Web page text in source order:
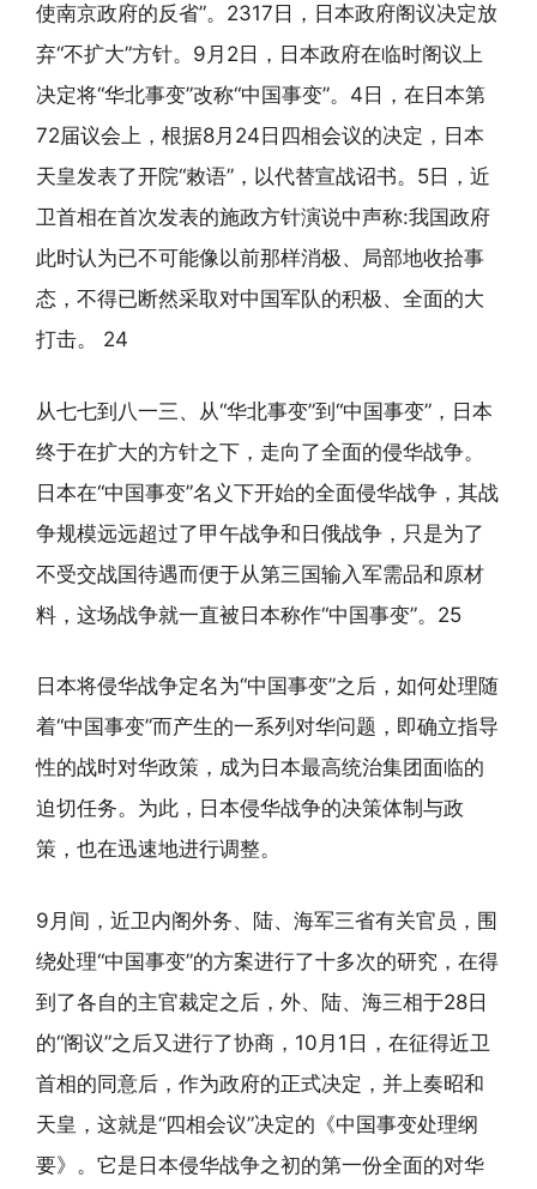
使南京政府的反省”。2317日，日本政府阁议决定放
弃“不扩大”方针。9月2日，日本政府在临时阁议上
决定将“华北事变”改称“中国事变”。4日，在日本第
72届议会上，根据8月24日四相会议的决定，日本
天皇发表了开院“敕语”，以代替宣战诏书。5日，近
卫首相在首次发表的施政方针演说中声称:我国政府
此时认为已不可能像以前那样消极、局部地收拾事
态，不得已断然采取对中国军队的积极、全面的大
打击。 24
从七七到八一三、从“华北事变”到“中国事变”，日本
终于在扩大的方针之下，走向了全面的侵华战争。
日本在“中国事变”名义下开始的全面侵华战争，其战
争规模远远超过了甲午战争和日俄战争，只是为了
不受交战国待遇而便于从第三国输入军需品和原材
料，这场战争就一直被日本称作“中国事变”。25
日本将侵华战争定名为“中国事变”之后，如何处理随
着“中国事变”而产生的一系列对华问题，即确立指导
性的战时对华政策，成为日本最高统治集团面临的
迫切任务。为此，日本侵华战争的决策体制与政
策，也在迅速地进行调整。
9月间，近卫内阁外务、陆、海军三省有关官员，围
绕处理“中国事变”的方案进行了十多次的研究，在得
到了各自的主官裁定之后，外、陆、海三相于28日
的“阁议”之后又进行了协商，10月1日，在征得近卫
首相的同意后，作为政府的正式决定，并上奏昭和
天皇，这就是“四相会议”决定的《中国事变处理纲
要》。它是日本侵华战争之初的第一份全面的对华